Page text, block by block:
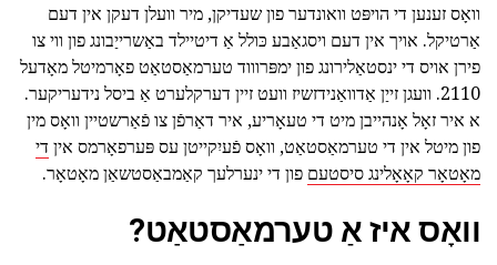
וואָס זענען די הויפּט וואונדער פון שעדיקן, מיר וועלן דעקן אין דעם
אַרטיקל. אויך אין דעם ויסגאַבע כּולל אַ דיטיילד באַשרייַבונג פון ווי צו
פירן אויס די ינסטאַלירונג פון ימפּרוווד טערמאַסטאַט פאָרמיטל מאָדעל
2110. וועגן זייַן אַדוואַנידזשיז וועט זיין דערקלערט אַ ביסל נידעריקער.
א איר זאָל אָנהייבן מיט די טעאָריע, איר דאַרפֿן צו פֿאַרשטיין וואָס מין
פון מיטל אין די טערמאַסטאַט, וואָס פֿעיִקייטן עס פּערפאָרמס אין די
מאָטאָר קאָאָלינג סיסטעם פון די ינערלעך קאַמבאַסטשאַן מאָטאָר.
וואָס איז אַ טערמאַסטאַט?